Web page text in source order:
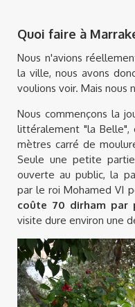
Quoi faire à
Nous n'avions
la ville, nous avons
voulions voir. Mais nous
Nous commençons la
littéralement "la
mètres carré de
Seule une petite
ouverte au public, la
par le roi Mohamed VI
coûte 70 dirham par
visite dure environ une